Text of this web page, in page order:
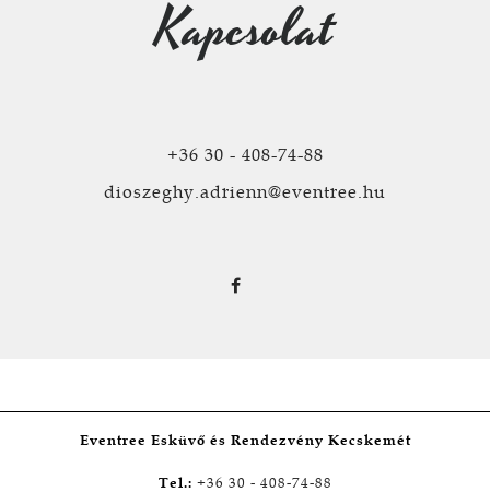
Kapcsolat
+36 30 - 408-74-88
dioszeghy.adrienn@eventree.hu
Eventree Esküvő és Rendezvény Kecskemét
Tel.: +36 30 - 408-74-88